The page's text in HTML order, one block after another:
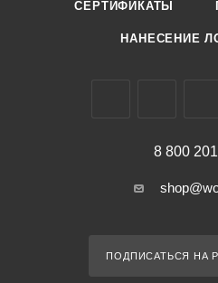
СЕРТИФИКАТЫ
НАНЕСЕНИЕ
8 800
ПОДПИСАТЬСЯ НА